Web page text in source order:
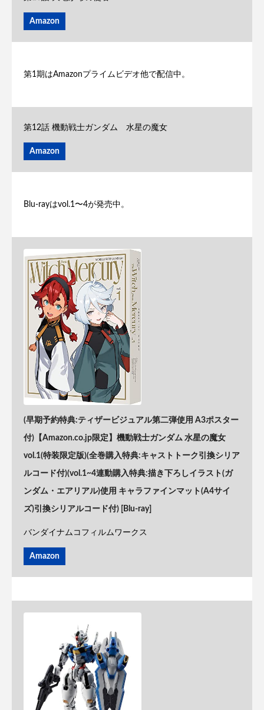
Amazon
第1期はAmazonプライムビデオ他で配信中。
第12話 機動戦士ガンダム 水星の魔女
Amazon
Blu-rayはvol.1〜4が発売中。
(早期予約特典:ティザービジュアル第二弾使用 A3ポスター
付)【Amazon.co.jp限定】機動戦士ガンダム 水星の魔女
vol.1(特装限定版)(全巻購入特典:キャストトーク引換シリア
ルコード付)(vol.1~4連動購入特典:描き下ろしイラスト(ガ
ンダム・エアリアル)使用 キャラファインマット(A4サイ
ズ)引換シリアルコード付) [Blu-ray]
バンダイナムコフィルムワークス
Amazon